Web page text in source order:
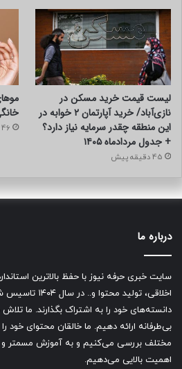
لیست قیمت خرید مسکن در
نازی‌آباد/ خرید آپارتمان ۲ خوابه در
این منطقه چقدر سرمایه نیاز دارد؟
+ جدول مردادماه ۱۴۰۵
45 دقیقه پیش
46 دقیقه پیش
درباره ما
سایت خبری حرفه نیوز با حفظ بالاترین
اخلاقی، تولید
دانسته‌های خود را به اشتراک بگذارند. ما
بی‌طرفانه ارائه دهیم. ما خالقان محتوای
مختلف بررسی می‌کنیم و به آموزش مسمتر و
اهمیت بالایی می‌دهیم.